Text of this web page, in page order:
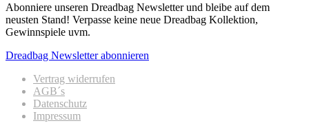
Abonniere unseren Dreadbag Newsletter und bleibe auf dem
neusten Stand! Verpasse keine neue Dreadbag Kollektion,
Gewinnspiele uvm.
Dreadbag Newsletter abonnieren
Vertrag widerrufen
AGB´s
Datenschutz
Impressum